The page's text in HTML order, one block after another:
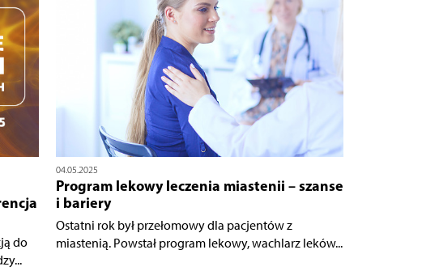
do
04.05.2025
Program lekowy leczenia miastenii – szanse
i bariery
Ostatni rok był przełomowy dla pacjentów z
miastenią. Powstał program lekowy, wachlarz leków...